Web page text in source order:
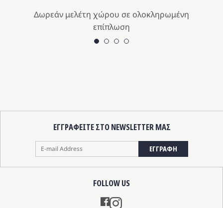
Δωρεάν μελέτη χώρου σε ολοκληρωμένη
επίπλωση
FOLLOW US
Instagram
ΕΓΓΡΑΦΕΙΤΕ ΣΤΟ NEWSLETTER ΜΑΣ
ΕΓΓΡΑΦΗ